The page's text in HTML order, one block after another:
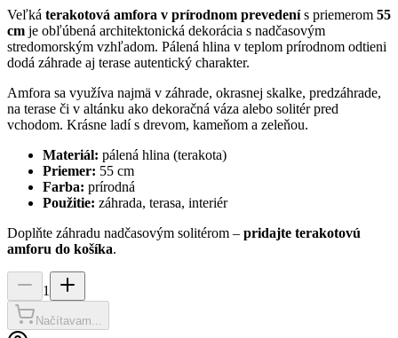
Veľká terakotová amfora v prírodnom prevedenís priemerom 55
cm je obľúbená architektonická dekorácia s nadčasovým
stredomorským vzhľadom. Pálená hlina v teplom prírodnom odtieni
dodá záhrade aj terase autentický charakter.
Amfora sa využíva najmä v záhrade, okrasnej skalke, predzáhrade,
na terase či v altánku ako dekoračná váza alebo solitér pred
vchodom. Krásne ladí s drevom, kameňom a zeleňou.
Materiál: pálená hlina (terakota)
Priemer: 55 cm
Farba: prírodná
Použitie: záhrada, terasa, interiér
Doplňte záhradu nadčasovým solitérom – pridajte terakotovú
amforu do košíka.
1
Načítavam...